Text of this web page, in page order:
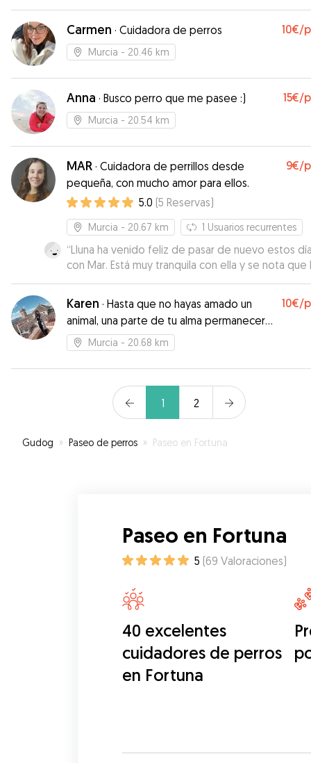
Carmen · Cuidadora de perros 10€/
Murcia - 20.46 km
Anna · Busco perro que me pasee :) 15€/
Murcia - 20.54 km
MAR · Cuidadora de perrillos desde
pequeña, con mucho amor para ellos.
9€/
5.0 (5 Reservas)
Murcia - 20.67 km 1 Usuarios recurrentes
“Lluna ha venido feliz de pasar de nuevo estos días
con Mar. Está muy tranquila con ella y se nota que le
gusta su compañía . La verdad es que yo me quedo
súper tranquila cuando se queda con ella . Me
y envía fotos todos los días y está disponible y con
buena disposición para cualquier consulta o
que surja . Gracias Mar!!!
Karen · Hasta que no hayas amado un
animal, una parte de tu alma permanecerá
dormida
10€/
Murcia - 20.68 km
1 2
Gudog » Paseo de perros » Paseo en Fortuna
Paseo en Fortuna
5 (69 Valoraciones)
40 excelentes
cuidadores de perros
en Fortuna